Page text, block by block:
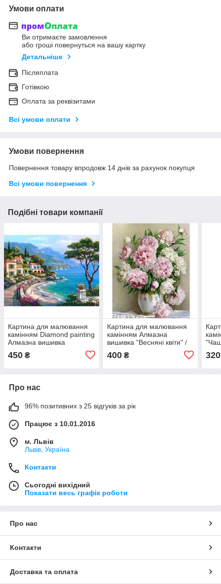
Умови оплати
Ви отримаєте замовлення
або гроші повернуться на вашу картку
Детальніше
Післяплата
Готівкою
Оплата за реквізитами
Всі умови оплати
Умови повернення
Повернення товару впродовж 14 днів за рахунок покупця
Всі умови повернення
Подібні товари компанії
Картина для малювання
камінням Diamond painting
Алмазна вишивка
"Набережна біля моря" 30
на 40 см
450 ₴
Картина для малювання
камінням Алмазна
вишивка "Весняні квіти" /
400₴ 320
Про нас
96% позитивних з 25 відгуків за рік
Працює з 10.01.2016
м. Львів
Львів, Україна
Контакти
Сьогодні вихідний
Показати весь графік роботи
Про нас
Контакти
Доставка та оплата